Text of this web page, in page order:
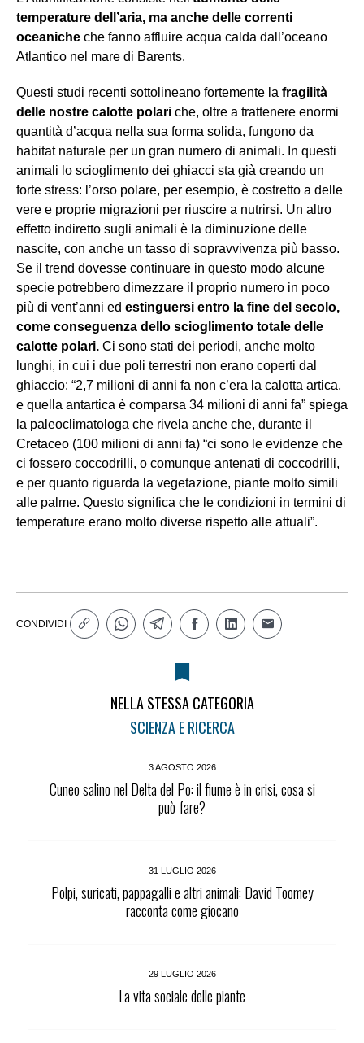
temperature dell’aria, ma anche delle correnti
oceaniche che fanno affluire acqua calda dall’oceano
Atlantico nel mare di Barents.
Questi studi recenti sottolineano fortemente la fragilità
delle nostre calotte polari che, oltre a trattenere enormi
quantità d’acqua nella sua forma solida, fungono da
habitat naturale per un gran numero di animali. In questi
animali lo scioglimento dei ghiacci sta già creando un
forte stress: l’orso polare, per esempio, è costretto a delle
vere e proprie migrazioni per riuscire a nutrirsi. Un altro
effetto indiretto sugli animali è la diminuzione delle
nascite, con anche un tasso di sopravvivenza più basso.
Se il trend dovesse continuare in questo modo alcune
specie potrebbero dimezzare il proprio numero in poco
più di vent’anni ed estinguersi entro la fine del secolo,
come conseguenza dello scioglimento totale delle
calotte polari. Ci sono stati dei periodi, anche molto
lunghi, in cui i due poli terrestri non erano coperti dal
ghiaccio: “2,7 milioni di anni fa non c’era la calotta artica,
e quella antartica è comparsa 34 milioni di anni fa” spiega
la paleoclimatologa che rivela anche che, durante il
Cretaceo (100 milioni di anni fa) “ci sono le evidenze che
ci fossero coccodrilli, o comunque antenati di coccodrilli,
e per quanto riguarda la vegetazione, piante molto simili
alle palme. Questo significa che le condizioni in termini di
temperature erano molto diverse rispetto alle attuali”.
CONDIVIDI
NELLA STESSA CATEGORIA
SCIENZA E RICERCA
3 AGOSTO 2026
Cuneo salino nel Delta del Po: il fiume è in crisi, cosa si
può fare?
31 LUGLIO 2026
Polpi, suricati, pappagalli e altri animali: David Toomey
racconta come giocano
29 LUGLIO 2026
La vita sociale delle piante